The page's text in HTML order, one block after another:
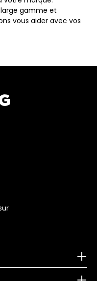
gamme et
vous aider avec vos